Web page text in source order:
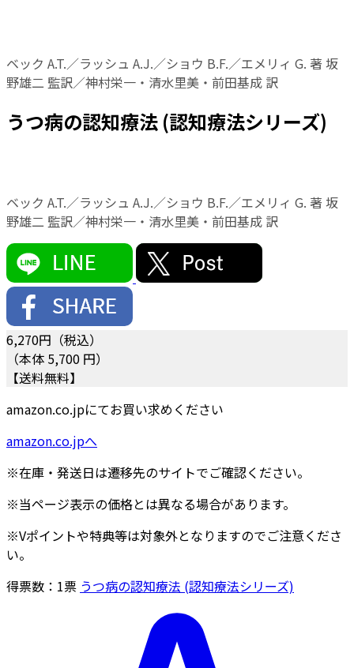
ベック A.T.／ラッシュ A.J.／ショウ B.F.／エメリィ G. 著 坂
野雄二 監訳／神村栄一・清水里美・前田基成 訳
うつ病の認知療法 (認知療法シリーズ)
ベック A.T.／ラッシュ A.J.／ショウ B.F.／エメリィ G. 著 坂
野雄二 監訳／神村栄一・清水里美・前田基成 訳
6,270円（税込）
（本体 5,700 円）
【送料無料】
amazon.co.jpにてお買い求めください
amazon.co.jpへ
※在庫・発送日は遷移先のサイトでご確認ください。
※当ページ表示の価格とは異なる場合があります。
※Vポイントや特典等は対象外となりますのでご注意くださ
い。
得票数： 1票 うつ病の認知療法 (認知療法シリーズ)